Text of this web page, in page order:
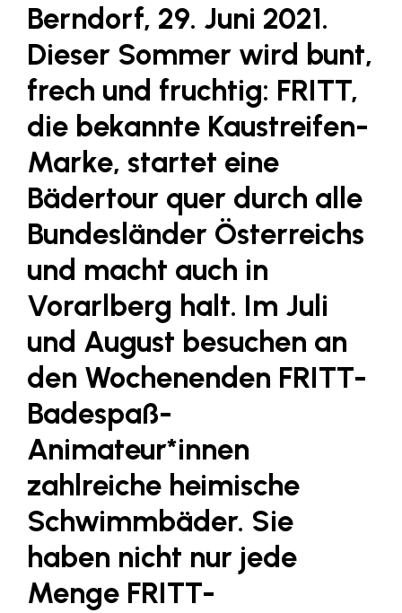
Designer Outlets Parndorf und Salzburg
DOMOFERM
Essity
FG UBIT Salzburg
foodaffairs
Fressnapf
FRoSTA
FV Energierohstoff & Kraftstoff
Gardena
Gas Connect Austria
GBV - Verband gemeinnütziger
Bauvereinigungen
Getzner Werkstoffe
Heimat Österreich
ikp
Johnson & Johnson
JELD-WEN DANA
Berndorf, 29. Juni 2021.
Dieser Sommer wird bunt,
frech und fruchtig: FRITT,
die bekannte Kaustreifen-
Marke, startet eine
Bädertour quer durch alle
Bundesländer Österreichs
und macht auch in
Vorarlberg halt. Im Juli
und August besuchen an
den Wochenenden FRITT-
Badespaß-
Animateur*innen
zahlreiche heimische
Schwimmbäder. Sie
haben nicht nur jede
Menge FRITT-